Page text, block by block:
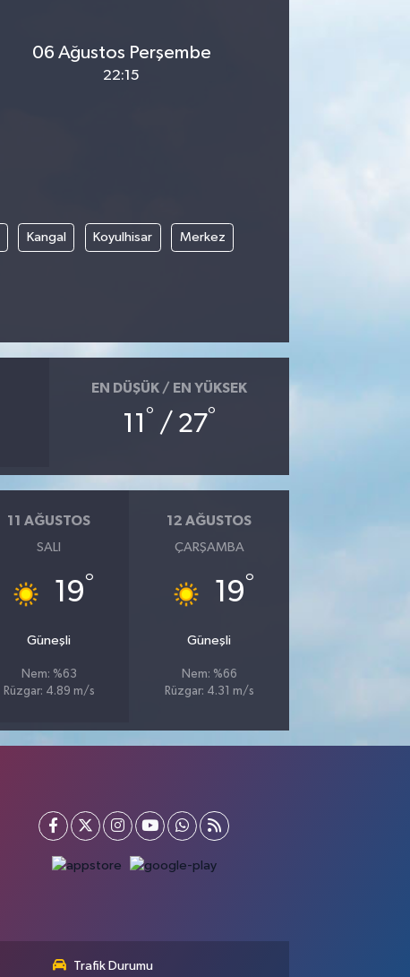
06 Ağustos Perşembe
22:15
Kangal Koyulhisar Merkez
EN DÜŞÜK / EN YÜKSEK
11 ° / 27°
11 AĞUSTOS
SALI
19°
Güneşli
Nem: %63
Rüzgar: 4.89 m/s
12 AĞUSTOS
ÇARŞAMBA
19°
Güneşli
Nem: %66
Rüzgar: 4.31 m/s
Trafik Durumu